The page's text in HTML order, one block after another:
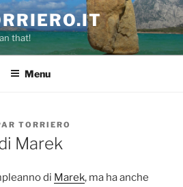
that!
Menu
TORRIERO
Marek
di Marek, ma ha anche